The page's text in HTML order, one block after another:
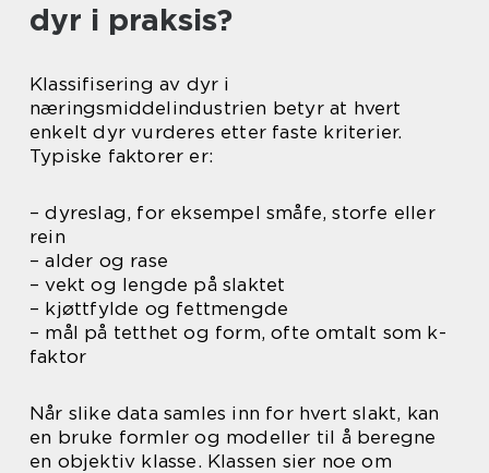
dyr i praksis?
Klassifisering av dyr i
næringsmiddelindustrien betyr at hvert
enkelt dyr vurderes etter faste kriterier.
Typiske faktorer er:
– dyreslag, for eksempel småfe, storfe eller
rein
– alder og rase
– vekt og lengde på slaktet
– kjøttfylde og fettmengde
– mål på tetthet og form, ofte omtalt som k-
faktor
Når slike data samles inn for hvert slakt, kan
en bruke formler og modeller til å beregne
en objektiv klasse. Klassen sier noe om